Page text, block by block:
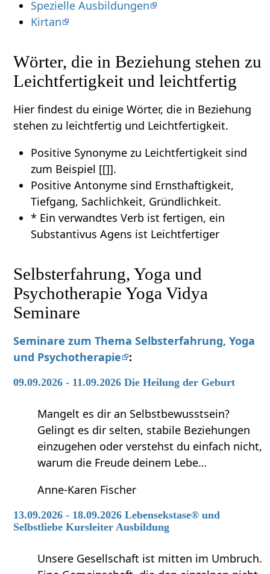
Spezielle Ausbildungen
Kirtan
Wörter, die in Beziehung stehen zu
Leichtfertigkeit und leichtfertig
Hier findest du einige Wörter, die in Beziehung
stehen zu leichtfertig und Leichtfertigkeit.
Positive Synonyme zu Leichtfertigkeit sind
zum Beispiel [[]].
Positive Antonyme sind Ernsthaftigkeit,
Tiefgang, Sachlichkeit, Gründlichkeit.
* Ein verwandtes Verb ist fertigen, ein
Substantivus Agens ist Leichtfertiger
Selbsterfahrung, Yoga und
Psychotherapie Yoga Vidya
Seminare
Seminare zum Thema Selbsterfahrung, Yoga
und Psychotherapie
:
09.09.2026 - 11.09.2026 Die Heilung der Geburt
Mangelt es dir an Selbstbewusstsein?
Gelingt es dir selten, stabile Beziehungen
einzugehen oder verstehst du einfach nicht,
warum die Freude deinem Lebe…
Anne-Karen Fischer
13.09.2026 - 18.09.2026 Lebensekstase® und
Selbstliebe Kursleiter Ausbildung
Unsere Gesellschaft ist mitten im Umbruch.